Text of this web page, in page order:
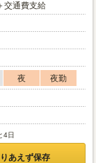
交通費支給
夜
夜勤
4日
あえず保存